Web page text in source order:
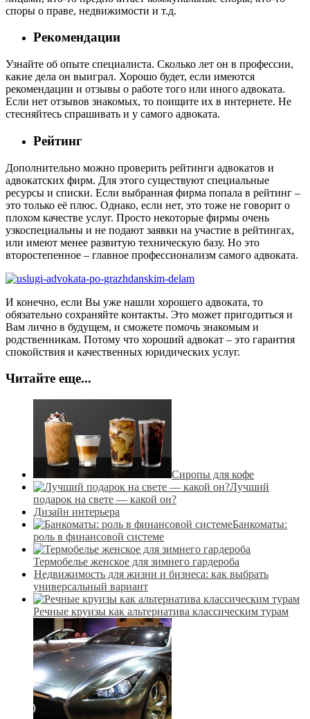
споры о праве, недвижимости и т.д.
Рекомендации
Узнайте об опыте специалиста. Сколько лет он в профессии,
какие дела он выиграл. Хорошо будет, если имеются
рекомендации и отзывы о работе того или иного адвоката.
Если нет отзывов знакомых, то поищите их в интернете. Не
стесняйтесь спрашивать и у самого адвоката.
Рейтинг
Дополнительно можно проверить рейтинги адвокатов и
адвокатских фирм. Для этого существуют специальные
ресурсы и списки. Если выбранная фирма попала в рейтинг –
это только её плюс. Однако, если нет, это тоже не говорит о
плохом качестве услуг. Просто некоторые фирмы очень
узкоспециальны и не подают заявки на участие в рейтингах,
или имеют менее развитую техническую базу. Но это
второстепенное – главное профессионализм самого адвоката.
И конечно, если Вы уже нашли хорошего адвоката, то
обязательно сохраняйте контакты. Это может пригодиться и
Вам лично в будущем, и сможете помочь знакомым и
родственникам. Потому что хороший адвокат – это гарантия
спокойствия и качественных юридических услуг.
Читайте еще...
Сиропы для кофе
Лучший
подарок на свете — какой он?
Дизайн интерьера
Банкоматы:
роль в финансовой системе
Термобелье женское для зимнего гардероба
Недвижимость для жизни и бизнеса: как выбрать
универсальный вариант
Речные круизы как альтернатива классическим турам